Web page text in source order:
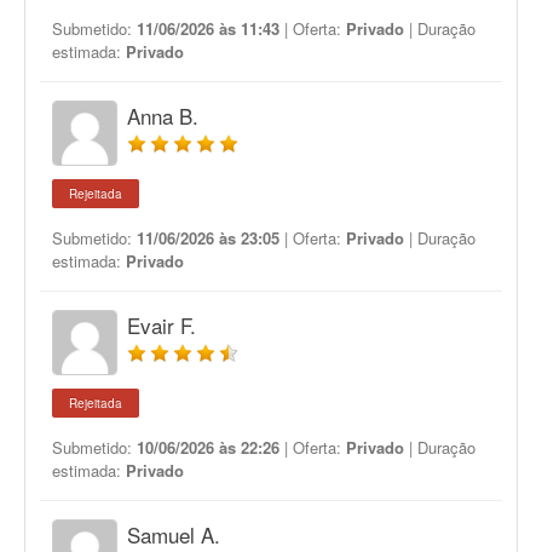
Submetido: 11/06/2026 às 11:43 | Oferta: Privado | Duração
estimada: Privado
Anna B.
Rejeitada
Submetido: 11/06/2026 às 23:05 | Oferta: Privado | Duração
estimada: Privado
Evair F.
Rejeitada
Submetido: 10/06/2026 às 22:26 | Oferta: Privado | Duração
estimada: Privado
Samuel A.